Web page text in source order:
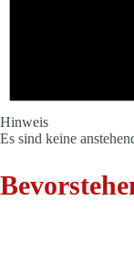
Hinweis
Es sind keine